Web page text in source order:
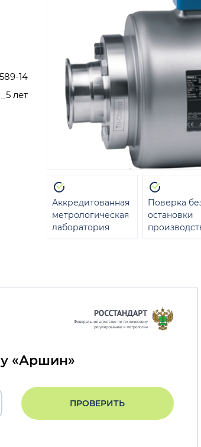
14
5 лет
Аккредитованная
метрологическая
лаборатория
Поверка
остановки
«Аршин»
ПРОВЕРИТЬ